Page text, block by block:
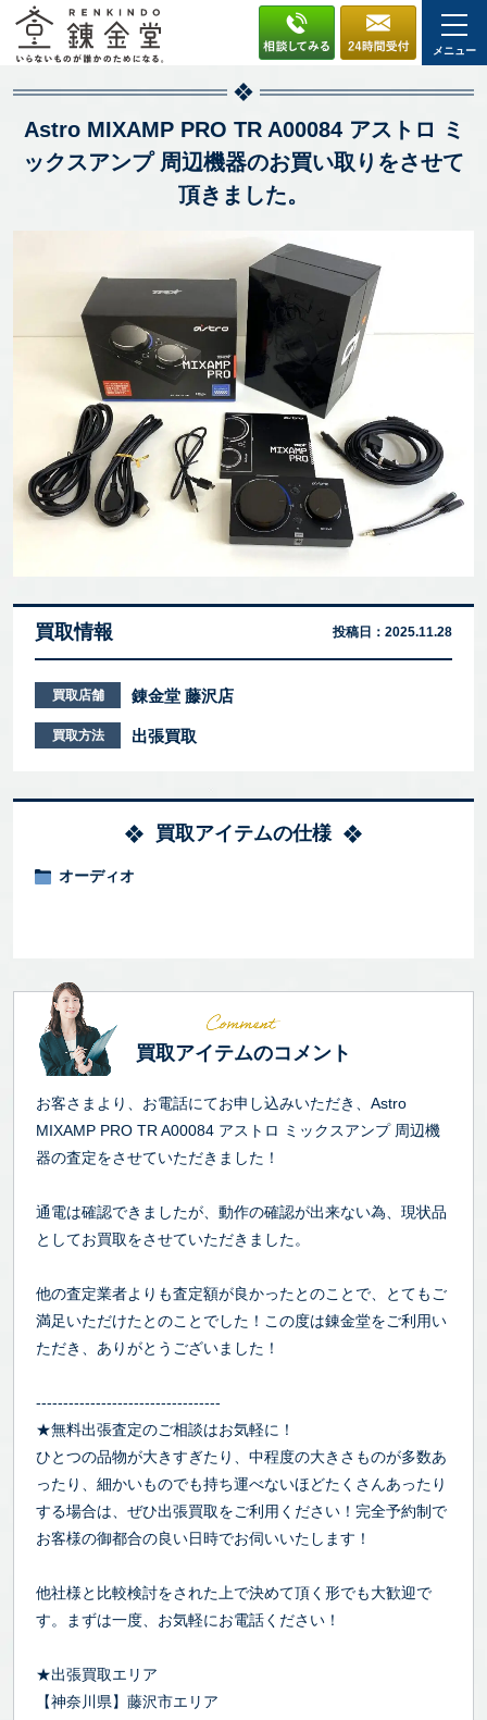
メニュー
Astro MIXAMP PRO TR A00084 アストロ ミ
ックスアンプ 周辺機器のお買い取りをさせて
頂きました。
買取情報 投稿日： 2025.11.28
買取店舗 錬金堂 藤沢店
買取方法 出張買取
買取アイテムの仕様
オーディオ
買取アイテムのコメント
お客さまより、お電話にてお申し込みいただき、Astro
MIXAMP PRO TR A00084 アストロ ミックスアンプ 周辺機
器の査定をさせていただきました！
通電は確認できましたが、動作の確認が出来ない為、現状品
としてお買取をさせていただきました。
他の査定業者よりも査定額が良かったとのことで、とてもご
満足いただけたとのことでした！この度は錬金堂をご利用い
ただき、ありがとうございました！
----------------------------------
★無料出張査定のご相談はお気軽に！
ひとつの品物が大きすぎたり、中程度の大きさものが多数あ
ったり、細かいものでも持ち運べないほどたくさんあったり
する場合は、ぜひ出張買取をご利用ください！完全予約制で
お客様の御都合の良い日時でお伺いいたします！
他社様と比較検討をされた上で決めて頂く形でも大歓迎で
す。まずは一度、お気軽にお電話ください！
★出張買取エリア
【神奈川県】藤沢市エリア